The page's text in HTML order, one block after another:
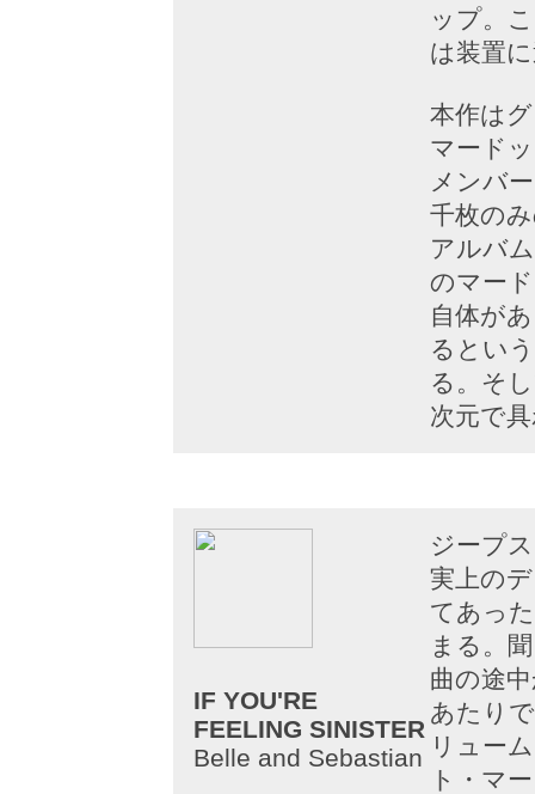
ップ。
は装置
本作は
マード
メンバ
千枚の
アルバ
のマー
自体が
るとい
る。そ
次元で
IF YOU'RE
FEELING SINISTER
Belle and Sebastian
ジープ
実上の
てあっ
まる。
曲の途
あたり
リュー
ト・マ